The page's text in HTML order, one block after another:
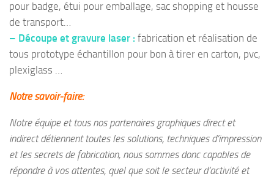
pour badge, étui pour emballage, sac shopping et housse
de transport…
– Découpe et gravure laser : fabrication et réalisation de
tous prototype échantillon pour bon à tirer en carton, pvc,
plexiglass …
Notre savoir-faire:
Notre équipe et tous nos partenaires graphiques direct et
indirect détiennent toutes les solutions, techniques d’impression
et les secrets de fabrication, nous sommes donc capables de
répondre à vos attentes, quel que soit le secteur d’activité et